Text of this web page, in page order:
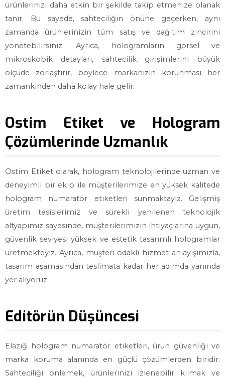
ürünlerinizi daha etkin bir şekilde takip etmenize olanak
tanır. Bu sayede, sahteciliğin önüne geçerken, aynı
zamanda ürünlerinizin tüm satış ve dağıtım zincirini
yönetebilirsiniz. Ayrıca, hologramların görsel ve
mikroskobik detayları, sahtecilik girişimlerini büyük
ölçüde zorlaştırır, böylece markanızın korunması her
zamankinden daha kolay hale gelir.
Ostim Etiket ve Hologram
Çözümlerinde Uzmanlık
Ostim Etiket olarak, hologram teknolojilerinde uzman ve
deneyimli bir ekip ile müşterilerimize en yüksek kalitede
hologram numaratör etiketleri sunmaktayız. Gelişmiş
üretim tesislerimiz ve sürekli yenilenen teknolojik
altyapımız sayesinde, müşterilerimizin ihtiyaçlarına uygun,
güvenlik seviyesi yüksek ve estetik tasarımlı hologramlar
üretmekteyiz. Ayrıca, müşteri odaklı hizmet anlayışımızla,
tasarım aşamasından teslimata kadar her adımda yanında
yer alıyoruz.
Editörün Düşüncesi
Elazığ hologram numaratör etiketleri, ürün güvenliği ve
marka koruma alanında en güçlü çözümlerden biridir.
Sahteciliği önlemek, ürünlerinizi izlenebilir kılmak ve